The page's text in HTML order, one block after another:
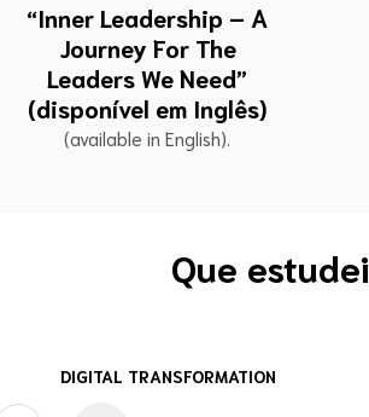
“Inner Leadership – A
Journey For The
Leaders We Need”
(disponível em Inglês)
(available in English).
Que estudei
DIGITAL TRANSFORMATION